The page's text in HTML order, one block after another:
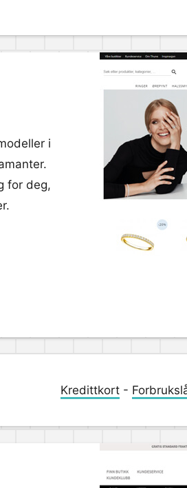
i
for deg,
Kredittkort-